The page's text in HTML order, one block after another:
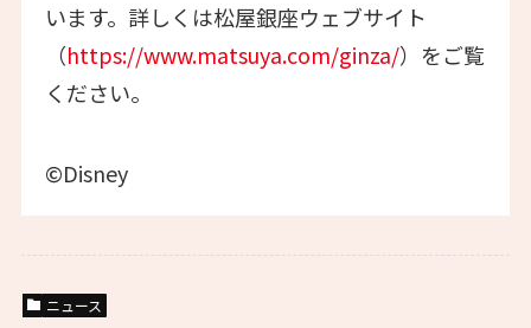
います。詳しくは松屋銀座ウェブサイト
（https://www.matsuya.com/ginza/）をご覧
ください。
©Disney
ニュース